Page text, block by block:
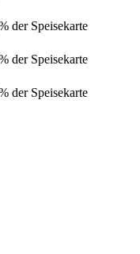
der Speisekarte
der Speisekarte
der Speisekarte